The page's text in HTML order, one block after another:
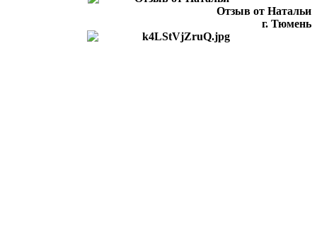
Отзыв от Натальи
г. Тюмень